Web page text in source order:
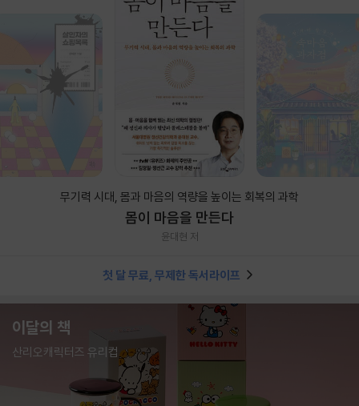
무기력 시대, 몸과 마음의 역량을 높이는 회복의 과학
몸이 마음을 만든다
윤대현 저
첫 달 무료, 무제한 독서라이프
이달의 책
산리오캐릭터즈 유리컵